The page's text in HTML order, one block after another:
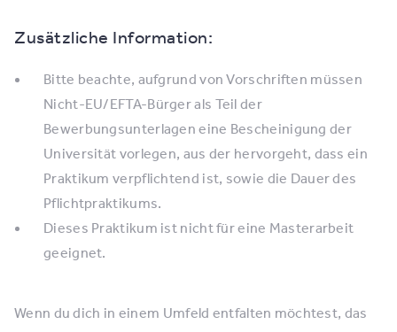
Zusätzliche Information:
​Bitte beachte, aufgrund von Vorschriften müssen
Nicht-EU/EFTA-Bürger als Teil der
Bewerbungsunterlagen eine Bescheinigung der
Universität vorlegen, aus der hervorgeht, dass ein
Praktikum verpflichtend ist, sowie die Dauer des
Pflichtpraktikums.
Dieses Praktikum ist nicht für eine Masterarbeit
geeignet.
Wenn du dich in einem Umfeld entfalten möchtest, das